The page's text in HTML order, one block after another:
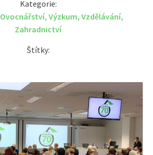
Kategorie:
Ovocnářství, Výzkum, Vzdělávání,
Zahradnictví
Štítky: